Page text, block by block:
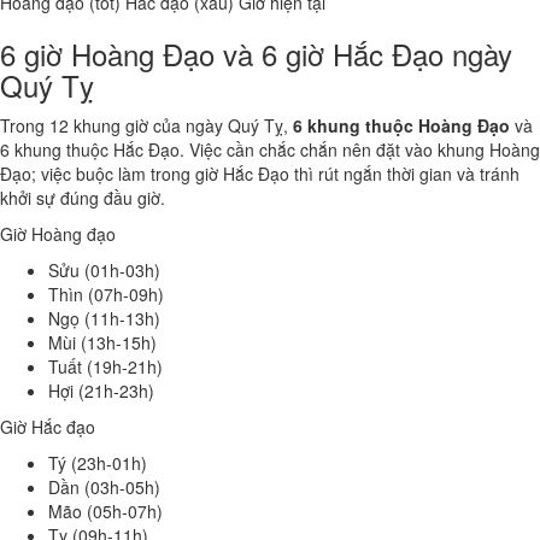
6 giờ Hoàng Đạo và 6 giờ Hắc Đạo ngày
Quý Tỵ
Trong 12 khung giờ của ngày Quý Tỵ, 6 khung thuộc Hoàng Đạo và
6 khung thuộc Hắc Đạo. Việc cần chắc chắn nên đặt vào khung Hoàng
Đạo; việc buộc làm trong giờ Hắc Đạo thì rút ngắn thời gian và tránh
khởi sự đúng đầu giờ.
Giờ Hoàng đạo
Sửu (01h-03h)
Thìn (07h-09h)
Ngọ (11h-13h)
Mùi (13h-15h)
Tuất (19h-21h)
Hợi (21h-23h)
Giờ Hắc đạo
Tý (23h-01h)
Dần (03h-05h)
Mão (05h-07h)
Tỵ (09h-11h)